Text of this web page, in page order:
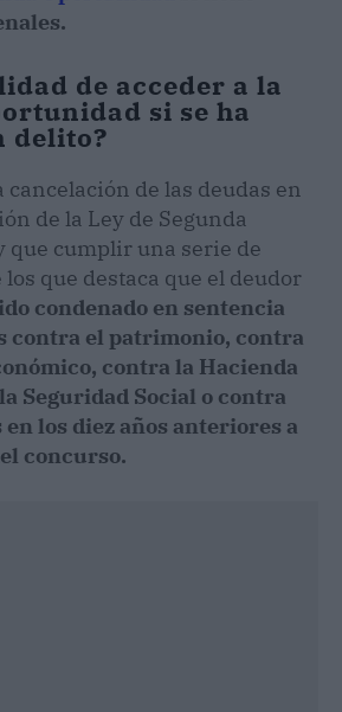
de acceder a la
si se ha
delito?
cancelación de las deudas en
de la Ley de Segunda
que cumplir una serie de
que destaca que el deudor
condenado en sentencia
contra el patrimonio, contra
contra la Hacienda
Seguridad Social o contra
los diez años anteriores a
concurso.